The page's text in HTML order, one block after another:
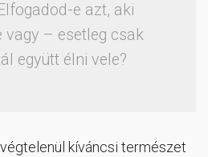
e azt, aki
vagy – esetleg csak
együtt élni vele?
kíváncsi természet